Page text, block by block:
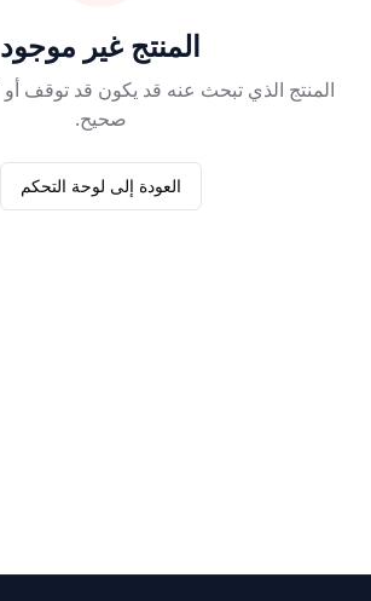
المنتج غير موجود
صحيح.
العودة إلى لوحة التحكم